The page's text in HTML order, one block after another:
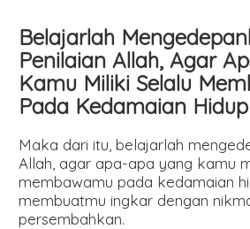
Belajarlah
Penilaian Allah, Agar
Kamu Miliki Selalu
Pada Kedamaian Hidup
Maka dari itu, belajarlah
Allah, agar apa-apa yang kamu
membawamu pada kedamaian
membuatmu ingkar dengan
persembahkan.